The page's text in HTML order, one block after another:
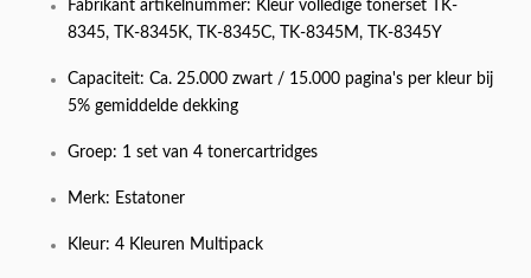
Fabrikant artikelnummer: Kleur volledige tonerset TK-
8345, TK-8345K, TK-8345C, TK-8345M, TK-8345Y
Capaciteit: Ca. 25.000 zwart / 15.000 pagina's per kleur bij
5% gemiddelde dekking
Groep: 1 set van 4 tonercartridges
Merk: Estatoner
Kleur: 4 Kleuren Multipack